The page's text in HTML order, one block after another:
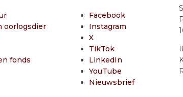
oorlogsdier
fonds
Facebook
Instagram
X
TikTok
LinkedIn
YouTube
Nieuwsbrief